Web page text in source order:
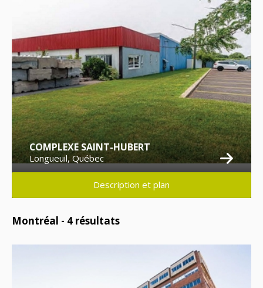
COMPLEXE SAINT-HUBERT
Longueuil, Québec
Description et plan
Montréal - 4 résultats